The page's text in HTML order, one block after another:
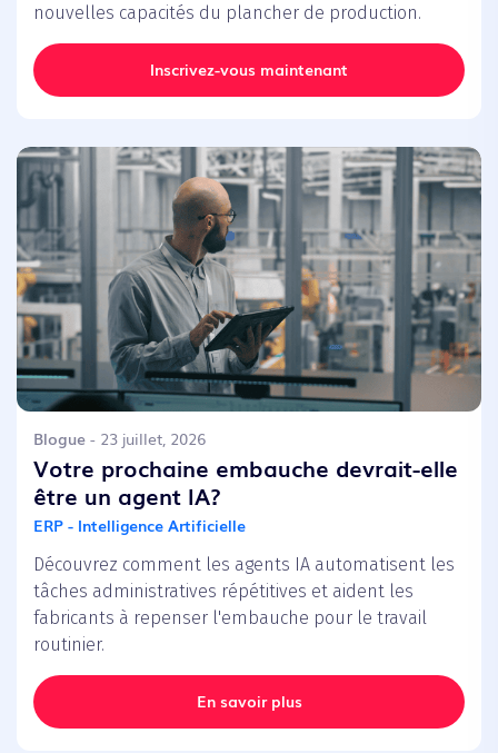
nouvelles capacités du plancher de production.
Inscrivez-vous maintenant
Blogue - 23 juillet, 2026
Votre prochaine embauche devrait-elle
être un agent IA?
ERP - Intelligence Artificielle
Découvrez comment les agents IA automatisent les
tâches administratives répétitives et aident les
fabricants à repenser l'embauche pour le travail
routinier.
En savoir plus